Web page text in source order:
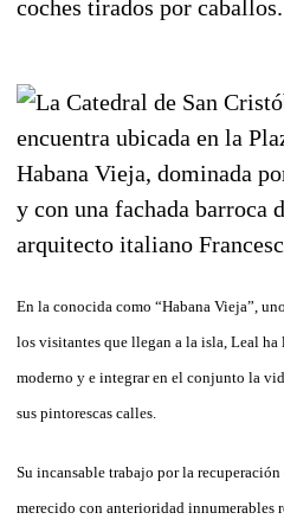
En la conocida como “Habana Vieja”,
los visitantes que llegan a la isla, Leal
moderno y e integrar en el conjunto la
sus pintorescas calles.
Su incansable trabajo por la
merecido con anterioridad innumerables